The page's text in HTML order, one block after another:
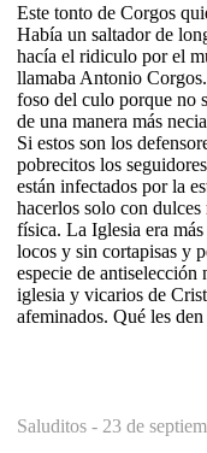
Este tonto de Corgos
Había un saltador de
hacía el ridiculo por el
llamaba Antonio Corgos.
foso del culo porque no
de una manera más
Si estos son los
pobrecitos los
están infectados por la
hacerlos solo con dulces
física. La Iglesia era
locos y sin cortapisas y
especie de
iglesia y vicarios de
afeminados. Qué les
Saluditos - 23 de